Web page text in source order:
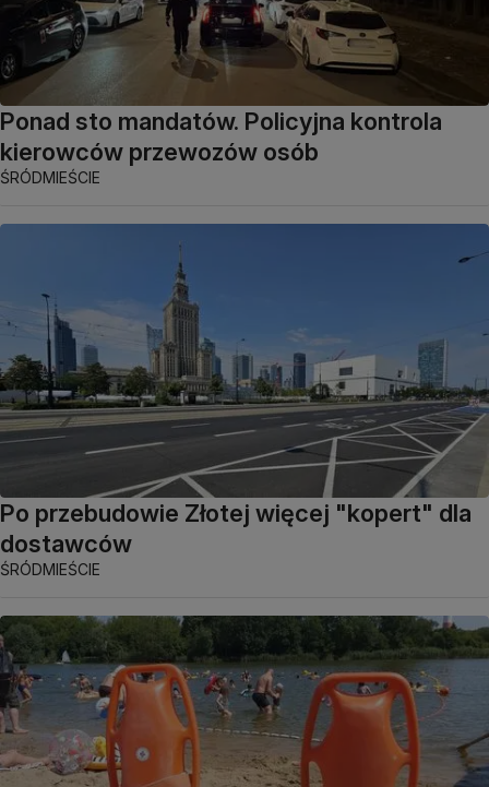
Ponad sto mandatów. Policyjna kontrola
kierowców przewozów osób
ŚRÓDMIEŚCIE
Po przebudowie Złotej więcej "kopert" dla
dostawców
ŚRÓDMIEŚCIE